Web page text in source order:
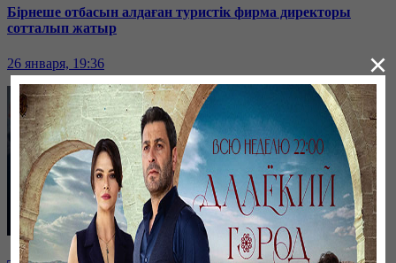
Бірнеше отбасын алдаған туристік фирма директоры
сотталып жатыр
26 января, 19:36 ×